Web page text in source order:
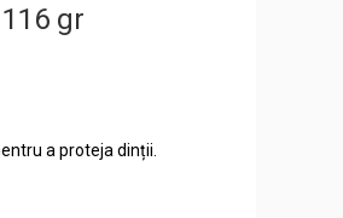
gr
a proteja dinții.